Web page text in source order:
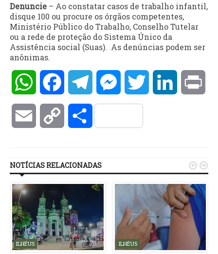
Denuncie – Ao constatar casos de trabalho infantil,
disque 100 ou procure os órgãos competentes,
Ministério Público do Trabalho, Conselho Tutelar
ou a rede de proteção do Sistema Único da
Assistência social (Suas). As denúncias podem ser
anônimas.
WhatsAppFacebookTelegramMessengerTwitter LinkedIn
Email Copy Compartilhar
NOTÍCIAS RELACIONADAS
ILHÉUS ILHÉUS
 